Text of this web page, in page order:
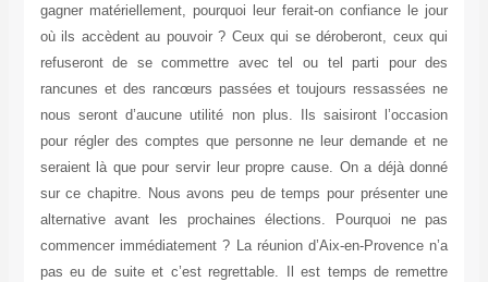
gagner matériellement, pourquoi leur ferait-on confiance le jour
où ils accèdent au pouvoir ? Ceux qui se déroberont, ceux qui
refuseront de se commettre avec tel ou tel parti pour des
rancunes et des rancœurs passées et toujours ressassées ne
nous seront d’aucune utilité non plus. Ils saisiront l’occasion
pour régler des comptes que personne ne leur demande et ne
seraient là que pour servir leur propre cause. On a déjà donné
sur ce chapitre. Nous avons peu de temps pour présenter une
alternative avant les prochaines élections. Pourquoi ne pas
commencer immédiatement ? La réunion d’Aix-en-Provence n’a
pas eu de suite et c’est regrettable. Il est temps de remettre